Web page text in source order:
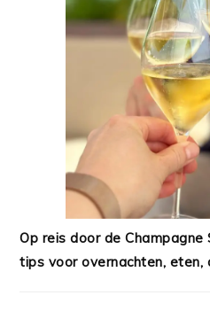
Op reis door de
tips voor overnachten, eten,